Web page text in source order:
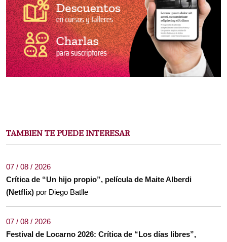
TAMBIEN TE PUEDE INTERESAR
07 / 08 / 2026
Crítica de “Un hijo propio”, película de Maite Alberdi
(Netflix) por Diego Batlle
07 / 08 / 2026
Festival de Locarno 2026: Crítica de “Los días libres”,